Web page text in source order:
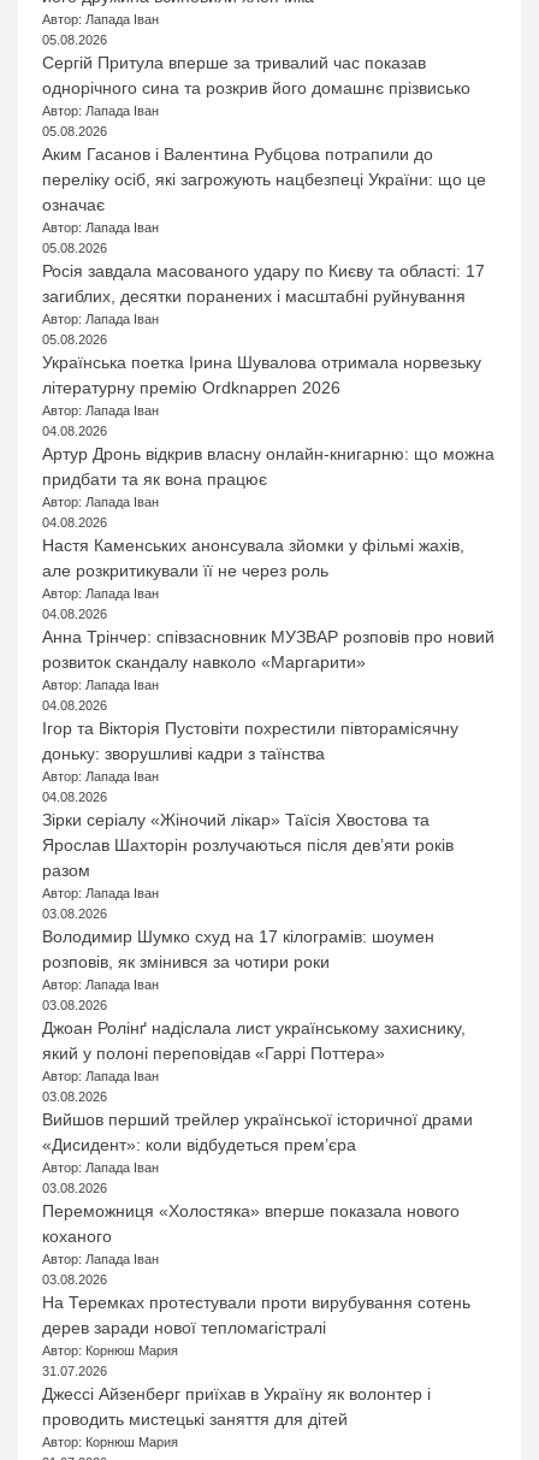
Автор: Лапада Іван
05.08.2026
Сергій Притула вперше за тривалий час показав
однорічного сина та розкрив його домашнє прізвисько
Автор: Лапада Іван
05.08.2026
Аким Гасанов і Валентина Рубцова потрапили до
переліку осіб, які загрожують нацбезпеці України: що це
означає
Автор: Лапада Іван
05.08.2026
Росія завдала масованого удару по Києву та області: 17
загиблих, десятки поранених і масштабні руйнування
Автор: Лапада Іван
05.08.2026
Українська поетка Ірина Шувалова отримала норвезьку
літературну премію Ordknappen 2026
Автор: Лапада Іван
04.08.2026
Артур Дронь відкрив власну онлайн-книгарню: що можна
придбати та як вона працює
Автор: Лапада Іван
04.08.2026
Настя Каменських анонсувала зйомки у фільмі жахів,
але розкритикували її не через роль
Автор: Лапада Іван
04.08.2026
Анна Трінчер: співзасновник МУЗВАР розповів про новий
розвиток скандалу навколо «Маргарити»
Автор: Лапада Іван
04.08.2026
Ігор та Вікторія Пустовіти похрестили півторамісячну
доньку: зворушливі кадри з таїнства
Автор: Лапада Іван
04.08.2026
Зірки серіалу «Жіночий лікар» Таїсія Хвостова та
Ярослав Шахторін розлучаються після дев’яти років
разом
Автор: Лапада Іван
03.08.2026
Володимир Шумко схуд на 17 кілограмів: шоумен
розповів, як змінився за чотири роки
Автор: Лапада Іван
03.08.2026
Джоан Ролінґ надіслала лист українському захиснику,
який у полоні переповідав «Гаррі Поттера»
Автор: Лапада Іван
03.08.2026
Вийшов перший трейлер української історичної драми
«Дисидент»: коли відбудеться прем’єра
Автор: Лапада Іван
03.08.2026
Переможниця «Холостяка» вперше показала нового
коханого
Автор: Лапада Іван
03.08.2026
На Теремках протестували проти вирубування сотень
дерев заради нової тепломагістралі
Автор: Корнюш Мария
31.07.2026
Джессі Айзенберг приїхав в Україну як волонтер і
проводить мистецькі заняття для дітей
Автор: Корнюш Мария